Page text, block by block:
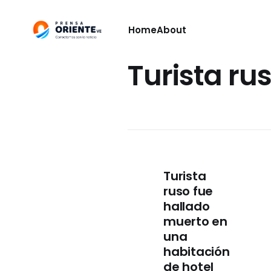
HomeAbout
Turista
Turista
ruso fue
hallado
muerto en
una
habitación
de hotel